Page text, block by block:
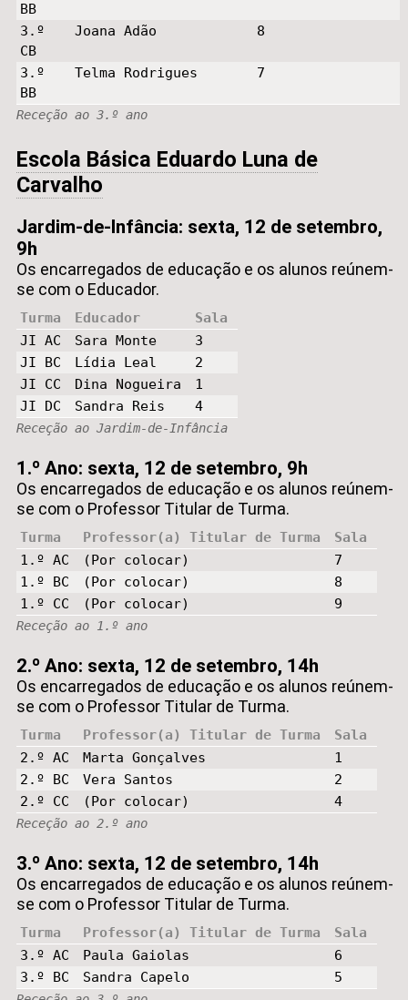
Receção ao 3.º ano
BB
3.º
CB
Joana Adão 8
3.º
BB
Telma Rodrigues 7
Escola Básica Eduardo Luna de
Carvalho
Jardim-de-Infância: sexta, 12 de setembro,
9h
Os encarregados de educação e os alunos reúnem-
se com o Educador.
Receção ao Jardim-de-Infância
Turma Educador
Sala
JI AC
Sara Monte
3
JI BC
Lídia Leal
2
JI CC
Dina Nogueira
1
JI DC
Sandra Reis 4
1.º Ano: sexta, 12 de setembro, 9h
Os encarregados de educação e os alunos reúnem-
se com o Professor Titular de Turma.
Receção ao 1.º ano
Turma Professor(a) Titular de Turma
Sala
1.º AC
(Por colocar)
7
1.º BC
(Por colocar)
8
1.º CC
(Por colocar) 9
2.º Ano: sexta, 12 de setembro, 14h
Os encarregados de educação e os alunos reúnem-
se com o Professor Titular de Turma.
Receção ao 2.º ano
Turma Professor(a) Titular de Turma
Sala
2.º AC
Marta Gonçalves
1
2.º BC
Vera Santos
2
2.º CC
(Por colocar) 4
3.º Ano: sexta, 12 de setembro, 14h
Os encarregados de educação e os alunos reúnem-
se com o Professor Titular de Turma.
Turma Professor(a) Titular de Turma
Sala
3.º AC
Paula Gaiolas
6
3.º BC
Sandra Capelo 5